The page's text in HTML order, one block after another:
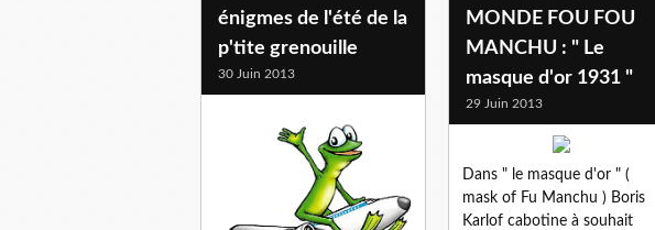
énigmes de l'été de la
p'tite grenouille
30 Juin 2013
MONDE FOU FOU
MANCHU : " Le
masque d'or 1931 "
29 Juin 2013
Dans " le masque d'or " (
mask of Fu Manchu ) Boris
Karlof cabotine à souhait